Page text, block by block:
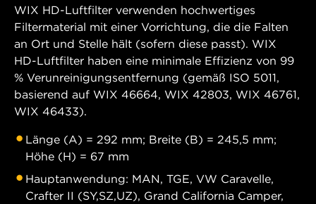
WIX HD-Luftfilter verwenden hochwertiges
Filtermaterial mit einer Vorrichtung, die die Falten
an Ort und Stelle hält (sofern diese passt). WIX
HD-Luftfilter haben eine minimale Effizienz von 99
% Verunreinigungsentfernung (gemäß ISO 5011,
basierend auf WIX 46664, WIX 42803, WIX 46761,
WIX 46433).
Länge (A) = 292 mm; Breite (B) = 245,5 mm;
Höhe (H) = 67 mm
Hauptanwendung: MAN, TGE, VW Caravelle,
Crafter II (SY,SZ,UZ), Grand California Camper,